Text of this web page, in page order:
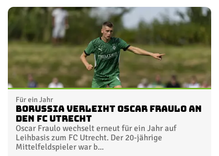
Für ein Jahr
Borussia verleiht Oscar Fraulo an
den FC Utrecht
Oscar Fraulo wechselt erneut für ein Jahr auf
Leihbasis zum FC Utrecht. Der 20-jährige
Mittelfeldspieler war b...